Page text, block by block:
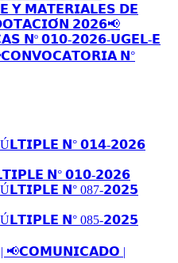
𝗬 𝗠𝗔𝗧𝗘𝗥𝗜𝗔𝗟𝗘𝗦 𝗗𝗘
𝟮𝟬𝟮𝟲📢
𝗡º 𝟬𝟭𝟬-𝟮𝟬𝟮𝟲-𝗨𝗚𝗘𝗟-𝗘
📢𝗖𝗢𝗡𝗩𝗢𝗖𝗔𝗧𝗢𝗥𝗜𝗔 𝗡°
𝗡° 𝟬𝟭𝟰-𝟮𝟬𝟮𝟲
𝗡° 𝟬𝟭𝟬-𝟮𝟬𝟮𝟲
𝗡° 087-𝟮𝟬𝟮𝟱
𝗡° 085-𝟮𝟬𝟮𝟱
|| 📢𝗖𝗢𝗠𝗨𝗡𝗜𝗖𝗔𝗗𝗢 |